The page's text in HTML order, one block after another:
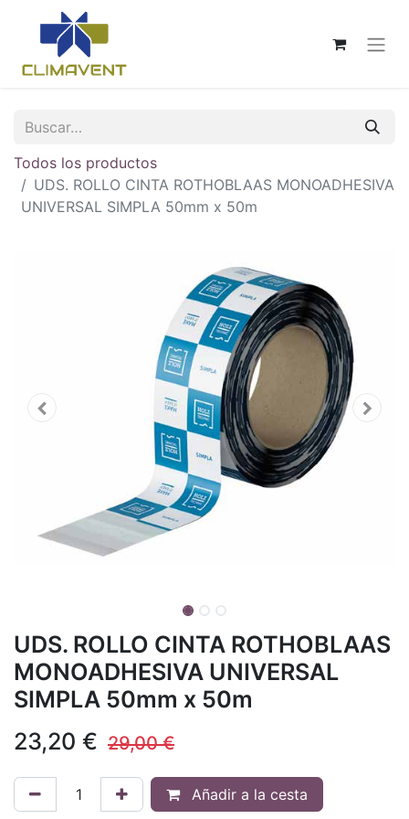
Todos los productos
UDS. ROLLO CINTA ROTHOBLAAS MONOADHESIVA
UNIVERSAL SIMPLA 50mm x 50m
UDS. ROLLO CINTA ROTHOBLAAS
MONOADHESIVA UNIVERSAL
SIMPLA 50mm x 50m
23,20 € 29,00€
Añadir a la cesta